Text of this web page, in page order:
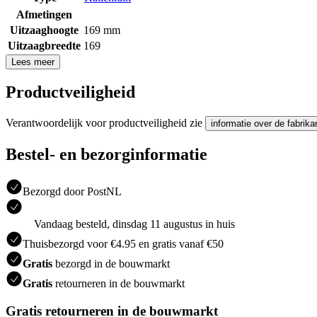
Afmetingen
Uitzaaghoogte 169 mm
Uitzaagbreedte 169
Lees meer
Productveiligheid
Verantwoordelijk voor productveiligheid zie informatie over de
Bestel- en bezorginformatie
Bezorgd door PostNL
Vandaag besteld, dinsdag 11 augustus in huis
Thuisbezorgd voor €4.95 en gratis vanaf €50
Gratis bezorgd in de bouwmarkt
Gratis retourneren in de bouwmarkt
Gratis retourneren in de bouwmarkt